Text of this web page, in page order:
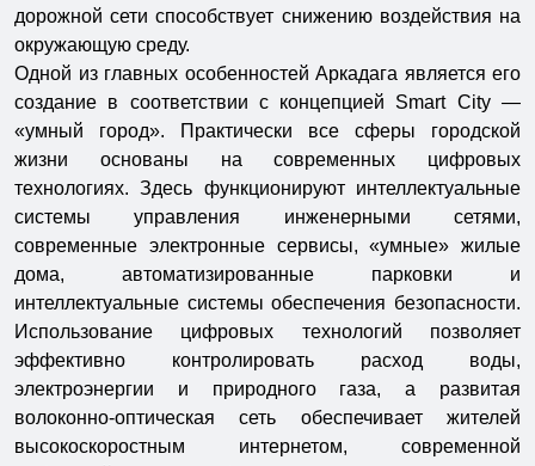
дорожной сети способствует снижению воздействия на
окружающую среду.
Одной из главных особенностей Аркадага является его
создание в соответствии с концепцией Smart City —
«умный город». Практически все сферы городской
жизни основаны на современных цифровых
технологиях. Здесь функционируют интеллектуальные
системы управления инженерными сетями,
современные электронные сервисы, «умные» жилые
дома, автоматизированные парковки и
интеллектуальные системы обеспечения безопасности.
Использование цифровых технологий позволяет
эффективно контролировать расход воды,
электроэнергии и природного газа, а развитая
волоконно-оптическая сеть обеспечивает жителей
высокоскоростным интернетом, современной